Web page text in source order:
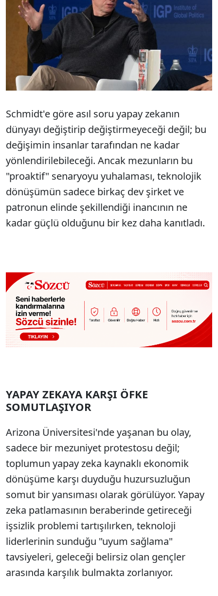
Schmidt'e göre asıl soru yapay zekanın
dünyayı değiştirip değiştirmeyeceği değil; bu
değişimin insanlar tarafından ne kadar
yönlendirilebileceği. Ancak mezunların bu
"proaktif" senaryoyu yuhalaması, teknolojik
dönüşümün sadece birkaç dev şirket ve
patronun elinde şekillendiği inancının ne
kadar güçlü olduğunu bir kez daha kanıtladı.
YAPAY ZEKAYA KARŞI ÖFKE
SOMUTLAŞIYOR
Arizona Üniversitesi'nde yaşanan bu olay,
sadece bir mezuniyet protestosu değil;
toplumun yapay zeka kaynaklı ekonomik
dönüşüme karşı duyduğu huzursuzluğun
somut bir yansıması olarak görülüyor. Yapay
zeka patlamasının beraberinde getireceği
işsizlik problemi tartışılırken, teknoloji
liderlerinin sunduğu "uyum sağlama"
tavsiyeleri, geleceği belirsiz olan gençler
arasında karşılık bulmakta zorlanıyor.